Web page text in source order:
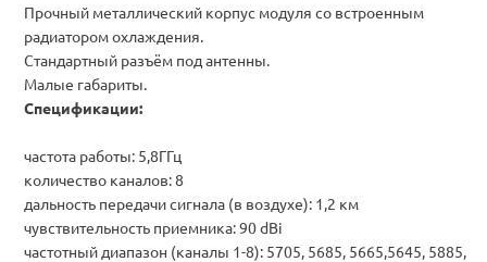
Прочный металлический корпус модуля со встроенным
радиатором охлаждения.
Стандартный разъём под антенны.
Малые габариты
Спецификации:
частота работы: 5,8ГГц
количество каналов: 8
дальность передачи сигнала (в воздухе): 1,2 км
чувствительность приемника: 90 dBi
частотный диапазон (каналы 1-8): 5705, 5685, 5665,5645, 5885,